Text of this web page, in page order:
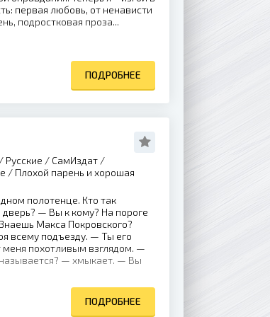
первая любовь, от ненависти
подростковая проза...
ПОДРОБНЕЕ
/ СамИздат /
/ Плохой парень и хорошая
полотенце. Кто так
— Вы к кому? На пороге
Макса Покровского?
всему подъезду. — Ты его
меня похотливым взглядом. —
— хмыкает. — Вы
ПОДРОБНЕЕ